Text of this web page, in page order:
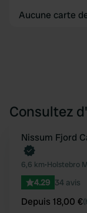
Aucune carte
Consultez
Reserve maintenant
Nissum Fjord
6,6 km•Holstebro
4.29 34 avis
Depuis 18,00 €